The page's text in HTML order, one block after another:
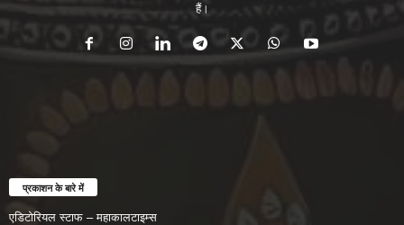
हैं।
प्रकाशन के बारे में
एडिटोरियल स्टाफ – महाकालटाइम्स